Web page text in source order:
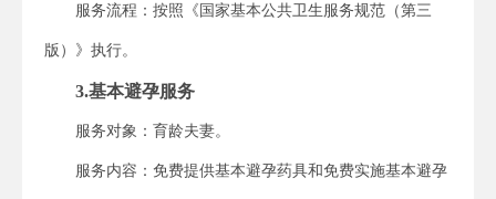
服务流程：按照《国家基本公共卫生服务规范（第三
版）》执行。
3.基本避孕服务
服务对象：育龄夫妻。
服务内容：免费提供基本避孕药具和免费实施基本避孕